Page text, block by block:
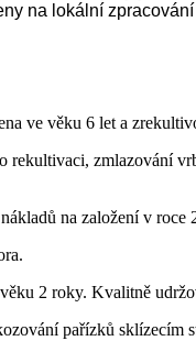
na lokální
ve věku 6 let a
zmlazování
na založení v roce
2 roky. Kvalitně
pařízků sklízecím